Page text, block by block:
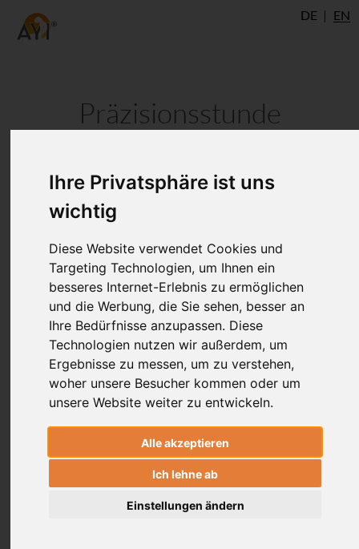
Ihre Privatsphäre ist uns
wichtig
Diese Website verwendet Cookies und
Targeting Technologien, um Ihnen ein
besseres Internet-Erlebnis zu ermöglichen
und die Werbung, die Sie sehen, besser an
Ihre Bedürfnisse anzupassen. Diese
Technologien nutzen wir außerdem, um
Ergebnisse zu messen, um zu verstehen,
woher unsere Besucher kommen oder um
unsere Website weiter zu entwickeln.
Alle akzeptieren
Ich lehne ab
Einstellungen ändern
DE EN
Präzisionsstunde
Ulm
Margit Schneider
5 Mal: Mittwoch um 19 Uhr
1.8. Margit
8.8. Katharina
15.8. Markus
22.8. Markus
29.8. Margit